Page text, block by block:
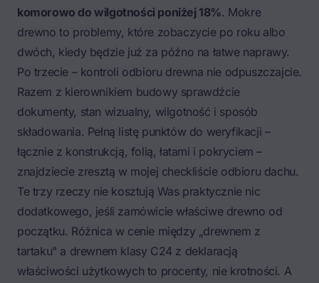
komorowo do wilgotności poniżej 18%. Mokre
drewno to problemy, które zobaczycie po roku albo
dwóch, kiedy będzie już za późno na łatwe naprawy.
Po trzecie – kontroli odbioru drewna nie odpuszczajcie.
Razem z kierownikiem budowy sprawdźcie
dokumenty, stan wizualny, wilgotność i sposób
składowania. Pełną listę punktów do weryfikacji –
łącznie z konstrukcją, folią, łatami i pokryciem –
znajdziecie zresztą w mojej checkliście odbioru dachu.
Te trzy rzeczy nie kosztują Was praktycznie nic
dodatkowego, jeśli zamówicie właściwe drewno od
początku. Różnica w cenie między „drewnem z
tartaku" a drewnem klasy C24 z deklaracją
właściwości użytkowych to procenty, nie krotności. A